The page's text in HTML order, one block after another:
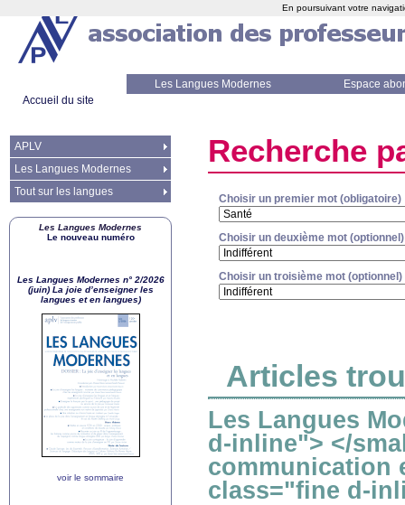
Les Langues Modernes
Espace
Accueil du site
Recherche
Choisir un premier mot (obligatoire)
Choisir un deuxième mot (optionnel)
Choisir un troisième mot (optionnel)
Articles
Les Langues
d-inline"> </
communication
class="fine d-
APLV
Les Langues Modernes
Tout sur les langues
Les Langues Modernes
Le nouveau numéro
Les Langues Modernes n° 2/2026
(juin) La joie d’enseigner les
langues et en langues)
voir le sommaire
En poursuivant votre